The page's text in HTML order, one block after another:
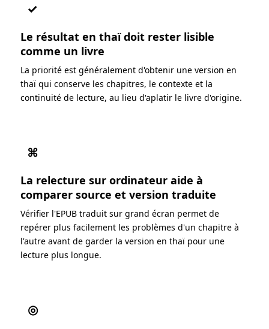
✓
Le résultat en thaï doit rester lisible
comme un livre
La priorité est généralement d'obtenir une version en
thaï qui conserve les chapitres, le contexte et la
continuité de lecture, au lieu d'aplatir le livre d'origine.
⌘
La relecture sur ordinateur aide à
comparer source et version traduite
Vérifier l'EPUB traduit sur grand écran permet de
repérer plus facilement les problèmes d'un chapitre à
l'autre avant de garder la version en thaï pour une
lecture plus longue.
◎